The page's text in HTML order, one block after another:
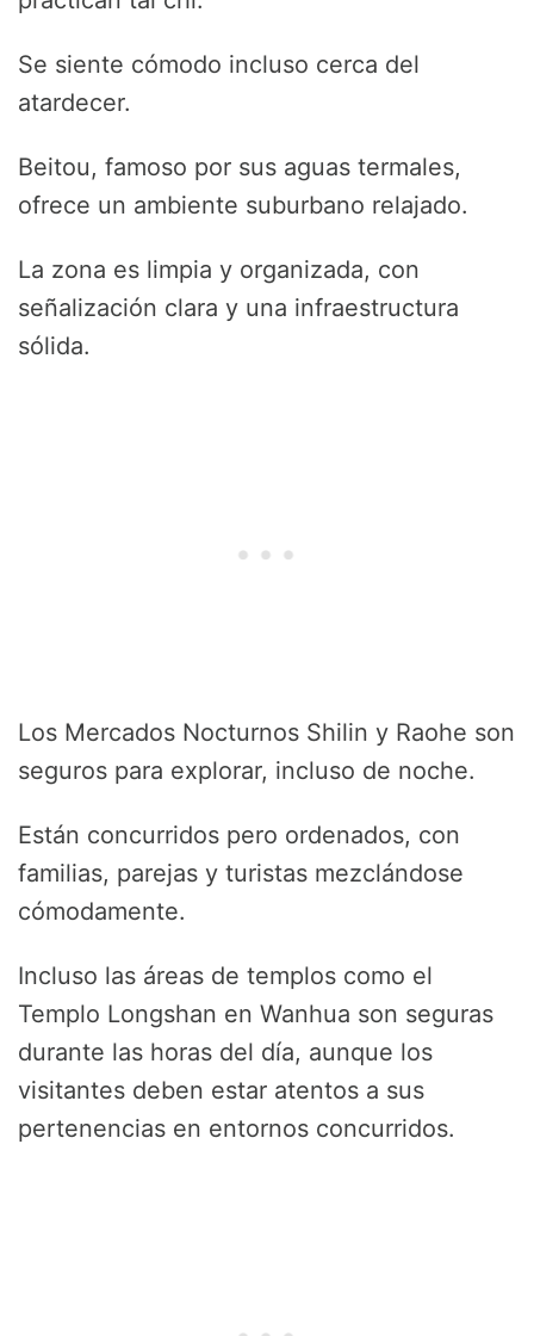
Se siente cómodo incluso cerca del
atardecer.
Beitou, famoso por sus aguas termales,
ofrece un ambiente suburbano relajado.
La zona es limpia y organizada, con
señalización clara y una infraestructura
sólida.
Los Mercados Nocturnos Shilin y Raohe son
seguros para explorar, incluso de noche.
Están concurridos pero ordenados, con
familias, parejas y turistas mezclándose
cómodamente.
Incluso las áreas de templos como el
Templo Longshan en Wanhua son seguras
durante las horas del día, aunque los
visitantes deben estar atentos a sus
pertenencias en entornos concurridos.